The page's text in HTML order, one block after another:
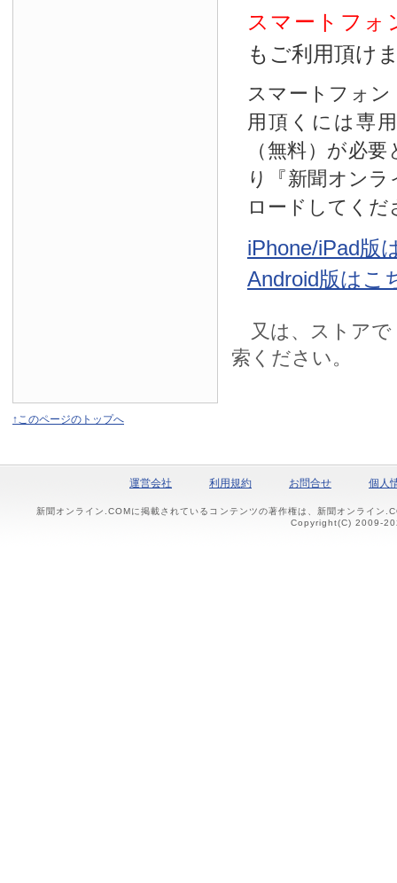
スマートフォ
もご利用頂け
スマートフォ
用頂くには専
（無料）が必
り『新聞オン
ロードしてくだ
iPhone/iPad版
Android版はこ
又は、ストアで
索ください。
↑このページのトップへ
運営会社 利用規約 お問合せ 個人
新聞オンライン.COMに掲載されているコンテンツの著作権は、新聞オンライン
Copyright(C) 2009-